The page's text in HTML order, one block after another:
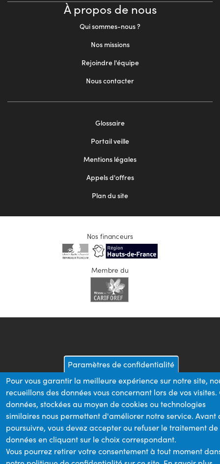
À propos de nous
Qui sommes-nous ?
Nos missions
Rejoindre l'équipe
Nous contacter
Glossaire
Portail veille
Mentions légales
Appels d'offres
Plan du site
Nos financeurs
Membre du
Paramètres de confidentialité
Pour vous garantir la meilleure expérience sur notre site,
recueillons des données vous concernant lors de vos visites.
données, stockées au moyen de cookies ou technologies
similaires nous permettent d'améliorer notre service. Avant
poursuivre, vous devez accepter ou refuser le traitement de
données en cliquant sur le choix correspondant.
Vous pourrez retirer votre consentement à tout moment